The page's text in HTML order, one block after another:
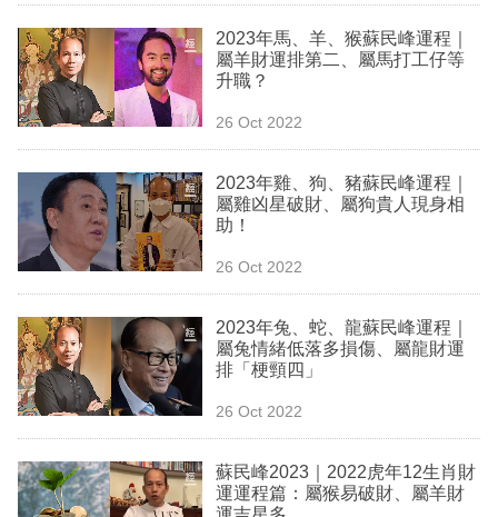
欄
訂
閱
區
2023年馬、羊、猴蘇民峰運程｜
屬羊財運排第二、屬馬打工仔等
升職？
26 Oct 2022
2023年雞、狗、豬蘇民峰運程｜
屬雞凶星破財、屬狗貴人現身相
助！
26 Oct 2022
2023年兔、蛇、龍蘇民峰運程｜
屬兔情緒低落多損傷、屬龍財運
排「梗頸四」
26 Oct 2022
蘇民峰2023｜2022虎年12生肖財
運運程篇：屬猴易破財、屬羊財